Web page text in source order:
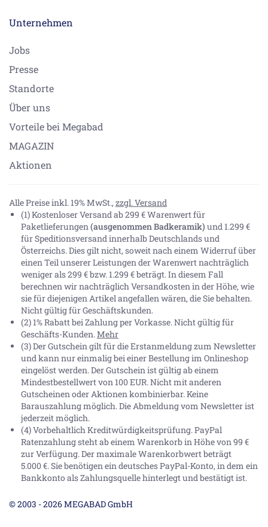
Unternehmen
Jobs
Presse
Standorte
Über uns
Vorteile bei Megabad
MAGAZIN
Aktionen
Alle Preise inkl. 19% MwSt., zzgl. Versand
(1) Kostenloser Versand ab 299 € Warenwert für
Paketlieferungen(ausgenommen Badkeramik) und 1.299 €
für Speditionsversand innerhalb Deutschlands und
Österreichs. Dies gilt nicht, soweit nach einem Widerruf über
einen Teil unserer Leistungen der Warenwert nachträglich
weniger als 299 € bzw. 1.299 € beträgt. In diesem Fall
berechnen wir nachträglich Versandkosten in der Höhe, wie
sie für diejenigen Artikel angefallen wären, die Sie behalten.
Nicht gültig für Geschäftskunden.
(2) 1% Rabatt bei Zahlung per Vorkasse. Nicht gültig für
Geschäfts-Kunden.Mehr
(3) Der Gutschein gilt für die Erstanmeldung zum Newsletter
und kann nur einmalig bei einer Bestellung im Onlineshop
eingelöst werden. Der Gutschein ist gültig ab einem
Mindestbestellwert von 100 EUR. Nicht mit anderen
Gutscheinen oder Aktionen kombinierbar. Keine
Barauszahlung möglich. Die Abmeldung vom Newsletter ist
jederzeit möglich.
(4) Vorbehaltlich Kreditwürdigkeitsprüfung. PayPal
Ratenzahlung steht ab einem Warenkorb in Höhe von99 €
zur Verfügung. Der maximale Warenkorbwert beträgt
5.000 €. Sie benötigen ein deutsches PayPal-Konto, in dem ein
Bankkonto als Zahlungsquelle hinterlegt und bestätigt ist.
© 2003 - 2026 MEGABAD GmbH